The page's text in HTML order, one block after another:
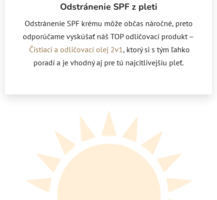
Odstránenie SPF z pleti
Odstránenie SPF krému môže občas náročné, preto
odporúčame vyskúšať náš TOP odličovací produkt –
Čistiaci a odličovací olej 2v1 , ktorý si s tým ľahko
poradí a je vhodný aj pre tú najcitlivejšiu pleť.